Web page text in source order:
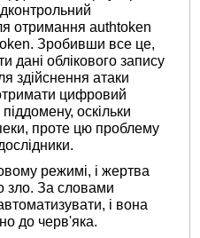
отримання authtoken
Зробивши все це,
дані облікового запису
здійснення атаки
цифровий
оскільки
проте цю проблему
режимі, і жертва
зло. За словами
і вона
до черв'яка.